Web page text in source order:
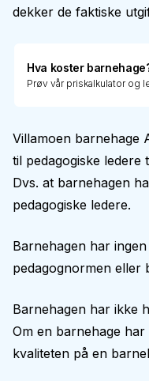
dekker de faktiske
Hva koster
Prøv vår priskalkulator og
Villamoen barnehage
til pedagogiske ledere
Dvs. at barnehagen
pedagogiske ledere.
Barnehagen har
pedagognormen eller
Barnehagen har ikke
Om en barnehage
kvaliteten på en